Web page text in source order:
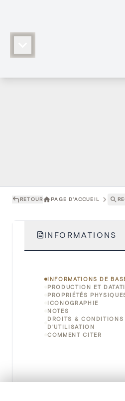
RETOUR PAGE D'ACCUEIL
INFORMATIONS
INFORMATIONS DE
PRODUCTION ET
PROPRIÉTÉS
ICONOGRAPHIE
NOTES
DROITS & CONDITIONS
D'UTILISATION
COMMENT CITER